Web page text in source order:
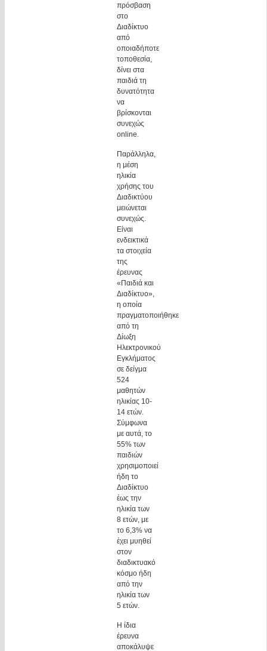
πρόσβαση
στο
Διαδίκτυο
από
οποιαδήποτε
τοποθεσία,
δίνει στα
παιδιά τη
δυνατότητα
να
βρίσκονται
συνεχώς
online.
Παράλληλα,
η μέση
ηλικία
χρήσης του
Διαδικτύου
μειώνεται
συνεχώς.
Είναι
ενδεικτικά
τα στοιχεία
της
έρευνας
«Παιδιά και
Διαδίκτυο»,
η οποία
πραγματοποιήθηκε
από τη
Δίωξη
Ηλεκτρονικού
Εγκλήματος
σε δείγμα
524
μαθητών
ηλικίας 10-
14 ετών.
Σύμφωνα
με αυτά, το
55% των
παιδιών
χρησιμοποιεί
ήδη το
Διαδίκτυο
έως την
ηλικία των
8 ετών, με
το 6,3% να
έχει μυηθεί
στον
διαδικτυακό
κόσμο ήδη
από την
ηλικία των
5 ετών.
Η ίδια
έρευνα
αποκάλυψε